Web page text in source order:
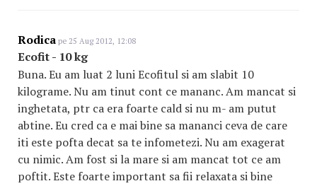
Rodica pe 25 Aug 2012, 12:08
Ecofit - 10 kg
Buna. Eu am luat 2 luni Ecofitul si am slabit 10
kilograme. Nu am tinut cont ce mananc. Am mancat si
inghetata, ptr ca era foarte cald si nu m- am putut
abtine. Eu cred ca e mai bine sa mananci ceva de care
iti este pofta decat sa te infometezi. Nu am exagerat
cu nimic. Am fost si la mare si am mancat tot ce am
poftit. Este foarte important sa fii relaxata si bine